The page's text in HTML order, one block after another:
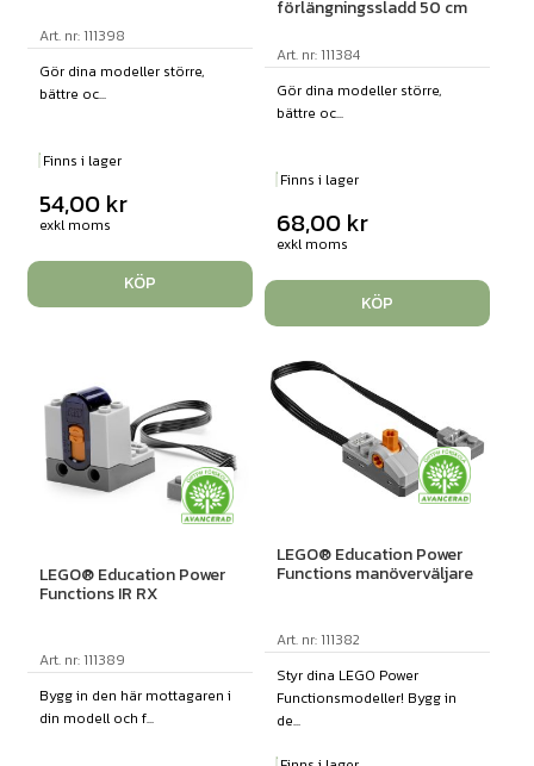
Art. nr: 111398
Gör dina modeller större,
bättre oc...
Finns i lager
54,00 kr
exkl moms
KÖP
förlängningssladd 50 cm
Art. nr: 111384
Gör dina modeller större,
bättre oc...
Finns i lager
68,00 kr
exkl moms
KÖP
LEGO® Education Power
Functions IR RX
Art. nr: 111389
Bygg in den här mottagaren i
din modell och f...
LEGO® Education Power
Functions manöverväljare
Art. nr: 111382
Styr dina LEGO Power
Functionsmodeller! Bygg in
de...